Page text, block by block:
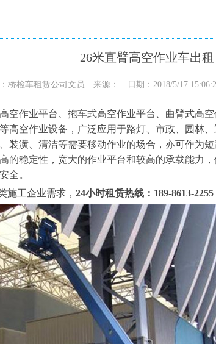
26米直臂高空作业车出租
桥检车租赁公司文员 来源： 日期：2018/5/17
空作业平台、拖车式高空作业平台、曲臂式高
高空作业设备，广泛应用于路灯、市政、园林
装潢、清洁等需要移动作业的场合，亦可作为
的稳定性，宽大的作业平台和较高的承载能力
全。
施工企业需求， 24小时租赁热线：189-8613-2255